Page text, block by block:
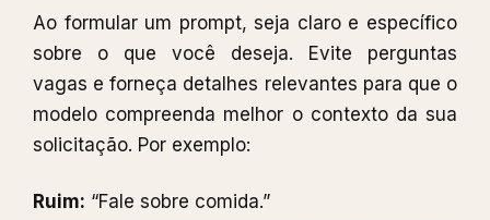
Ao formular um prompt, seja claro e específico
sobre o que você deseja. Evite perguntas
vagas e forneça detalhes relevantes para que o
modelo compreenda melhor o contexto da sua
solicitação. Por exemplo:
Ruim: “Fale sobre comida.”